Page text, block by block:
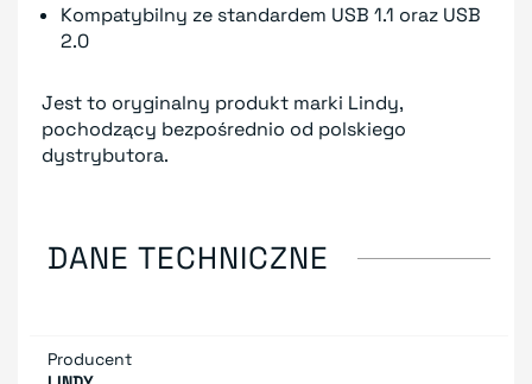
Kompatybilny ze standardem USB 1.1 oraz USB
2.0
Jest to oryginalny produkt marki Lindy,
pochodzący bezpośrednio od polskiego
dystrybutora.
DANE TECHNICZNE
Producent